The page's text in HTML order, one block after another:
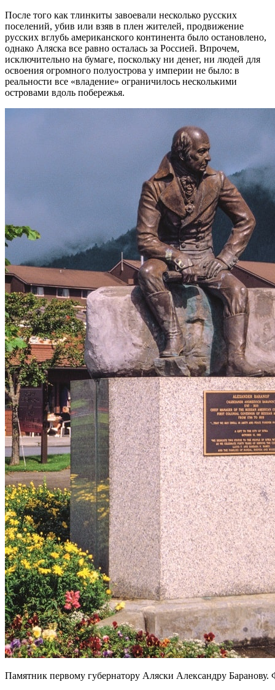
После того как тлинкиты завоевали несколько русских
поселений, убив или взяв в плен жителей, продвижение
русских вглубь американского континента было остановлено,
однако Аляска все равно осталась за Россией. Впрочем,
исключительно на бумаге, поскольку ни денег, ни людей для
освоения огромного полуострова у империи не было: в
реальности все «владение» ограничилось несколькими
островами вдоль побережья.
Памятник первому губернатору Аляски Александру